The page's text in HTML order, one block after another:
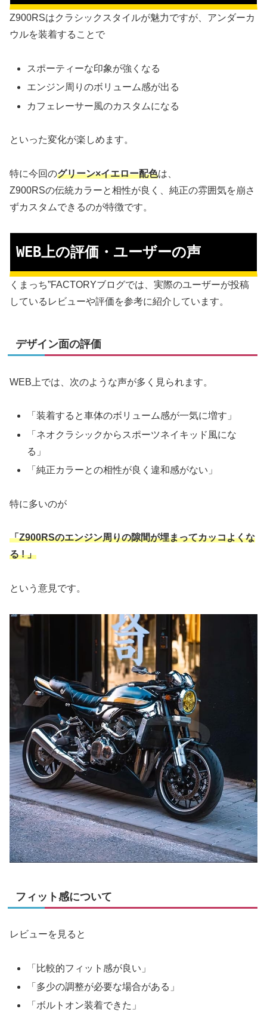
Z900RSはクラシックスタイルが魅力ですが、アンダーカ
ウルを装着することで
スポーティーな印象が強くなる
エンジン周りのボリューム感が出る
カフェレーサー風のカスタムになる
といった変化が楽しめます。
特に今回のグリーン×イエロー配色は、
Z900RSの伝統カラーと相性が良く、純正の雰囲気を崩さ
ずカスタムできるのが特徴です。
WEB上の評価・ユーザーの声
くまっち”FACTORYブログでは、実際のユーザーが投稿
しているレビューや評価を参考に紹介しています。
デザイン面の評価
WEB上では、次のような声が多く見られます。
「装着すると車体のボリューム感が一気に増す」
「ネオクラシックからスポーツネイキッド風にな
る」
「純正カラーとの相性が良く違和感がない」
特に多いのが
「Z900RSのエンジン周りの隙間が埋まってカッコよくな
る ! 」
という意見です。
フィット感について
レビューを見ると
「比較的フィット感が良い」
「多少の調整が必要な場合がある」
「ボルトオン装着できた」